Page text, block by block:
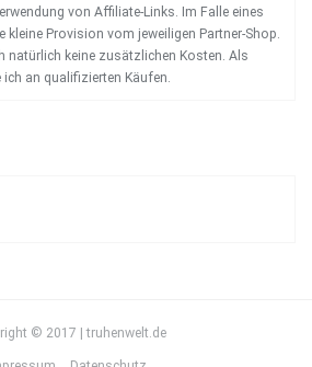
von Affiliate-Links. Im Falle eines
kleine Provision vom jeweiligen Partner-Shop.
natürlich keine zusätzlichen Kosten. Als
an qualifizierten Käufen.
© 2017 | truhenwelt.de